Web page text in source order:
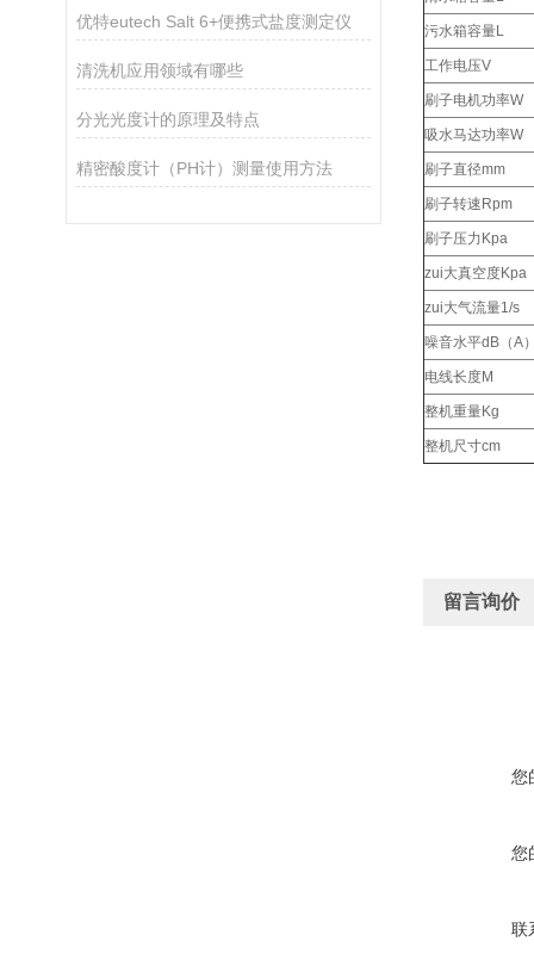
优特eutech Salt 6+便携式盐度测定仪
清洗机应用领域有哪些
分光光度计的原理及特点
精密酸度计（PH计）测量使用方法
污水箱容量L
工作电压V
刷子电机功率W
吸水马达功率W
刷子直径mm
刷子转速Rpm
刷子压力Kpa
zui大真空度Kpa
zui大气流量1/s
噪音水平dB（A
电线长度M
整机重量Kg
整机尺寸cm
留言询价
您
您
联